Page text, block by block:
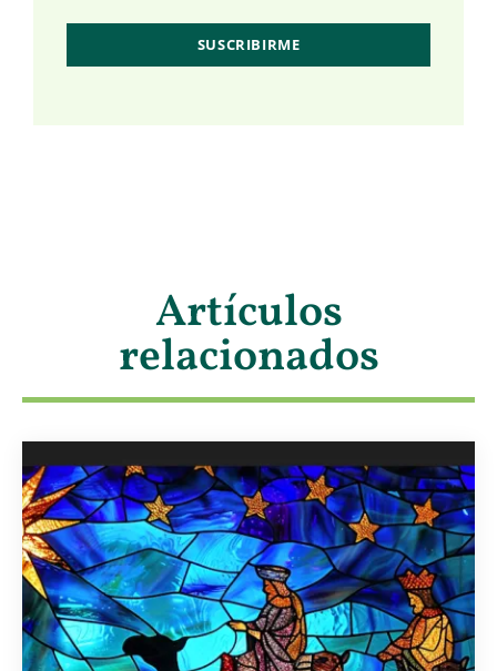
Artículos
relacionados